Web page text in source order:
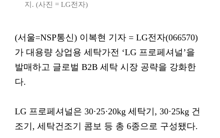
지. (사진 = LG전자)
(서울=NSP통신) 이복현 기자 = LG전자(066570)
가 대용량 상업용 세탁가전 ‘LG 프로페셔널’을
발매하고 글로벌 B2B 세탁 시장 공략을 강화한
다.
LG 프로페셔널은 30·25·20kg 세탁기, 30·25kg 건
조기, 세탁건조기 콤보 등 총 6종으로 구성됐다.